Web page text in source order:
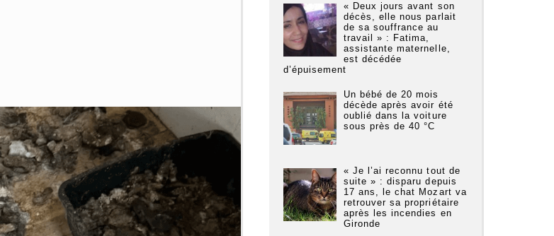
« Deux jours avant son
décès, elle nous parlait
de sa souffrance au
travail » : Fatima,
assistante maternelle,
est décédée
d’épuisement
Un bébé de 20 mois
décède après avoir été
oublié dans la voiture
sous près de 40 °C
« Je l’ai reconnu tout de
suite » : disparu depuis
17 ans, le chat Mozart va
retrouver sa propriétaire
après les incendies en
Gironde